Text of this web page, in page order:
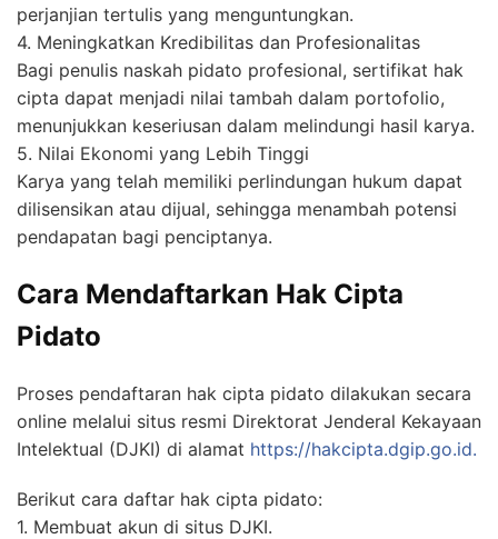
perjanjian tertulis yang menguntungkan.
4. Meningkatkan Kredibilitas dan Profesionalitas
Bagi penulis naskah pidato profesional, sertifikat hak
cipta dapat menjadi nilai tambah dalam portofolio,
menunjukkan keseriusan dalam melindungi hasil karya.
5. Nilai Ekonomi yang Lebih Tinggi
Karya yang telah memiliki perlindungan hukum dapat
dilisensikan atau dijual, sehingga menambah potensi
pendapatan bagi penciptanya.
Cara Mendaftarkan Hak Cipta
Pidato
Proses pendaftaran hak cipta pidato dilakukan secara
online melalui situs resmi Direktorat Jenderal Kekayaan
Intelektual (DJKI) di alamat https://hakcipta.dgip.go.id.
Berikut cara daftar hak cipta pidato:
1. Membuat akun di situs DJKI.